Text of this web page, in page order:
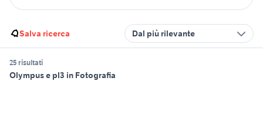
Salva ricerca Dal più rilevante
25 risultati
Olympus e pl3 in Fotografia